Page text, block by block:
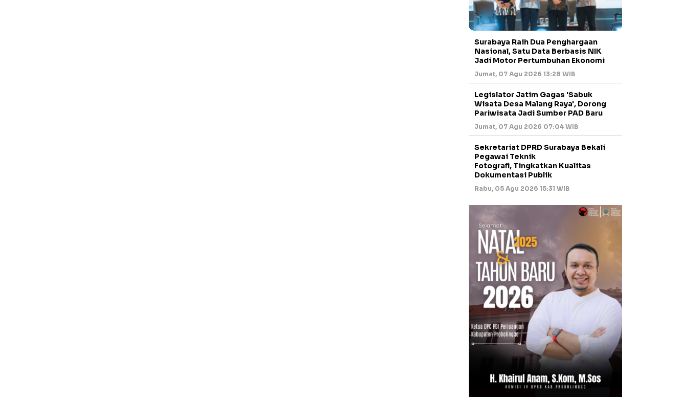
Surabaya Raih Dua Penghargaan
Nasional, Satu Data Berbasis NIK
Jadi Motor Pertumbuhan Ekonomi
Jumat, 07 Agu 2026 13:28 WIB
Legislator Jatim Gagas 'Sabuk
Wisata Desa Malang Raya', Dorong
Pariwisata Jadi Sumber PAD Baru
Jumat, 07 Agu 2026 07:04 WIB
Sekretariat DPRD Surabaya Bekali
Pegawai Teknik
Fotografi, Tingkatkan Kualitas
Dokumentasi Publik
Rabu, 05 Agu 2026 15:31 WIB